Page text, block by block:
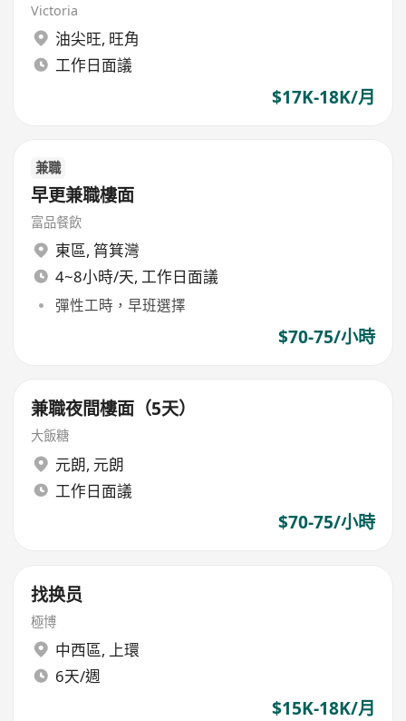
Victoria
油尖旺, 旺角
工作日面議
$17K-18K/月
兼職
早更兼職樓面
富品餐飲
東區, 筲箕灣
4~8小時/天, 工作日面議
彈性工時，早班選擇
$70-75/小時
兼職夜間樓面（5天）
大飯糖
元朗, 元朗
工作日面議
$70-75/小時
找换员
極博
中西區, 上環
6天/週
$15K-18K/月